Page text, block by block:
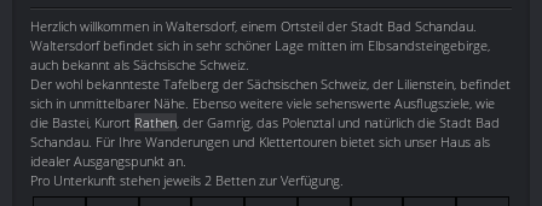
Herzlich willkommen in Waltersdorf, einem Ortsteil der Stadt Bad Schandau.
Waltersdorf befindet sich in sehr schöner Lage mitten im Elbsandsteingebirge,
auch bekannt als Sächsische Schweiz.
Der wohl bekannteste Tafelberg der Sächsischen Schweiz, der Lilienstein, befindet
sich in unmittelbarer Nähe. Ebenso weitere viele sehenswerte Ausflugsziele, wie
die Bastei, Kurort Rathen , der Gamrig, das Polenztal und natürlich die Stadt Bad
Schandau. Für Ihre Wanderungen und Klettertouren bietet sich unser Haus als
idealer Ausgangspunkt an.
Pro Unterkunft stehen jeweils 2 Betten zur Verfügung.